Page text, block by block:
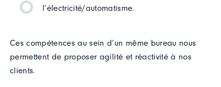
l’électricité/automatisme.
Ces compétences au sein d’un même bureau nous
permettent de proposer agilité et réactivité à nos
clients.